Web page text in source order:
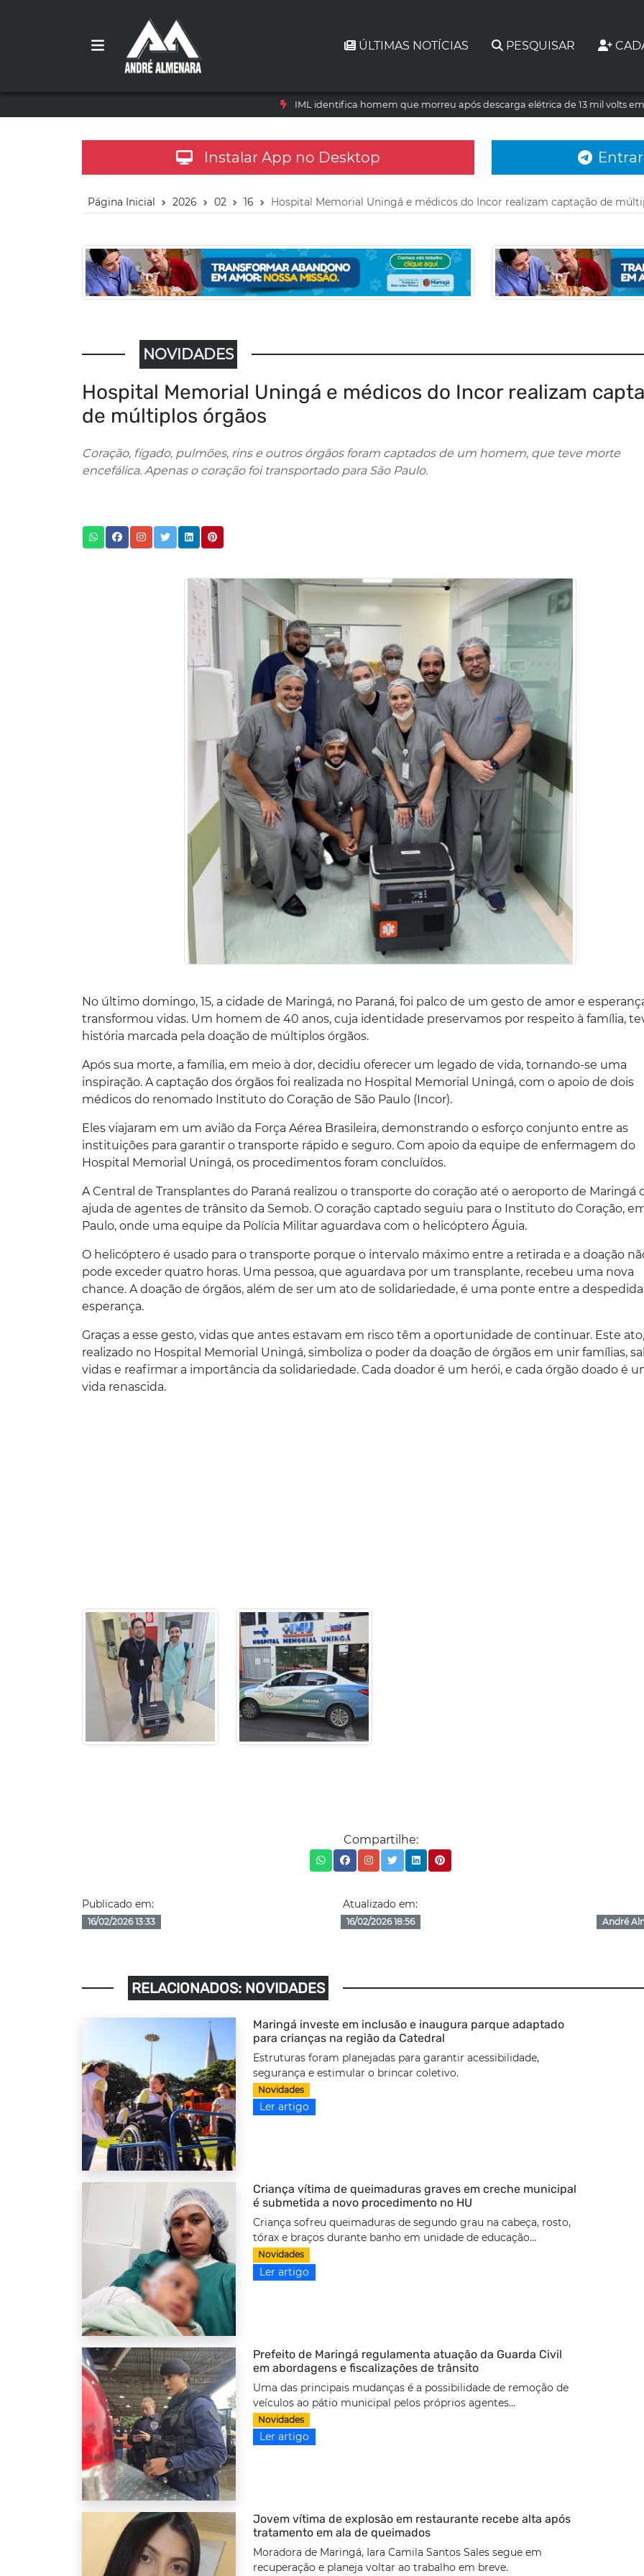
ÚLTIMAS NOTÍCIAS PESQUISAR
IML identifica homem que morreu após descarga elétrica de 13 mil volts
Instalar App no Desktop
Página Inicial 2026 02 16 Hospital Memorial Uningá e médicos do Incor realizam captação de
NOVIDADES
Hospital Memorial Uningá e médicos do Incor realizam
de múltiplos órgãos
Coração, fígado, pulmões, rins e outros órgãos foram captados de um homem, que teve morte
encefálica. Apenas o coração foi transportado para São Paulo.
No último domingo, 15, a cidade de Maringá, no Paraná, foi palco de um gesto de amor e
transformou vidas. Um homem de 40 anos, cuja identidade preservamos por respeito à família,
história marcada pela doação de múltiplos órgãos.
Após sua morte, a família, em meio à dor, decidiu oferecer um legado de vida, tornando-se uma
inspiração. A captação dos órgãos foi realizada no Hospital Memorial Uningá, com o apoio de dois
médicos do renomado Instituto do Coração de São Paulo (Incor).
Eles viajaram em um avião da Força Aérea Brasileira, demonstrando o esforço conjunto entre as
instituições para garantir o transporte rápido e seguro. Com apoio da equipe de enfermagem do
Hospital Memorial Uningá, os procedimentos foram concluídos.
A Central de Transplantes do Paraná realizou o transporte do coração até o aeroporto de Maringá
ajuda de agentes de trânsito da Semob. O coração captado seguiu para o Instituto do Coração,
Paulo, onde uma equipe da Polícia Militar aguardava com o helicóptero Águia.
O helicóptero é usado para o transporte porque o intervalo máximo entre a retirada e a doação
pode exceder quatro horas. Uma pessoa, que aguardava por um transplante, recebeu uma nova
chance. A doação de órgãos, além de ser um ato de solidariedade, é uma ponte entre a despedida
esperança.
Graças a esse gesto, vidas que antes estavam em risco têm a oportunidade de continuar. Este ato,
realizado no Hospital Memorial Uningá, simboliza o poder da doação de órgãos em unir famílias,
vidas e reafirmar a importância da solidariedade. Cada doador é um herói, e cada órgão doado é
vida renascida.
Compartilhe:
Publicado em:
16/02/2026 13:33
Atualizado em:
16/02/2026 18:56 André
RELACIONADOS: NOVIDADES
Maringá investe em inclusão e inaugura parque adaptado
para crianças na região da Catedral
Estruturas foram planejadas para garantir acessibilidade,
segurança e estimular o brincar coletivo.
Novidades
Ler artigo
Criança vítima de queimaduras graves em creche municipal
é submetida a novo procedimento no HU
Criança sofreu queimaduras de segundo grau na cabeça, rosto,
tórax e braços durante banho em unidade de educação...
Novidades
Ler artigo
Prefeito de Maringá regulamenta atuação da Guarda Civil
em abordagens e fiscalizações de trânsito
Uma das principais mudanças é a possibilidade de remoção de
veículos ao pátio municipal pelos próprios agentes...
Novidades
Ler artigo
Jovem vítima de explosão em restaurante recebe alta após
tratamento em ala de queimados
Moradora de Maringá, Iara Camila Santos Sales segue em
recuperação e planeja voltar ao trabalho em breve.